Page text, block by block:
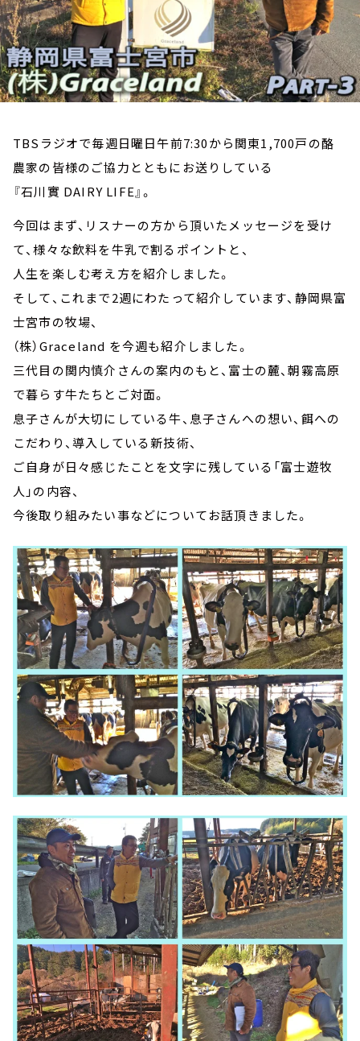
TBSラジオで毎週日曜日午前7:30から関東1,700戸の酪
農家の皆様のご協力とともにお送りしている
『石川實 DAIRY LIFE』。
今回はまず、リスナーの方から頂いたメッセージを受け
て、様々な飲料を牛乳で割るポイントと、
人生を楽しむ考え方を紹介しました。
そして、これまで2週にわたって紹介しています、静岡県富
士宮市の牧場、
（株）Graceland を今週も紹介しました。
三代目の関内慎介さんの案内のもと、富士の麓、朝霧高原
で暮らす牛たちとご対面。
息子さんが大切にしている牛、息子さんへの想い、餌への
こだわり、導入している新技術、
ご自身が日々感じたことを文字に残している「富士遊牧
人」の内容、
今後取り組みたい事などについてお話頂きました。